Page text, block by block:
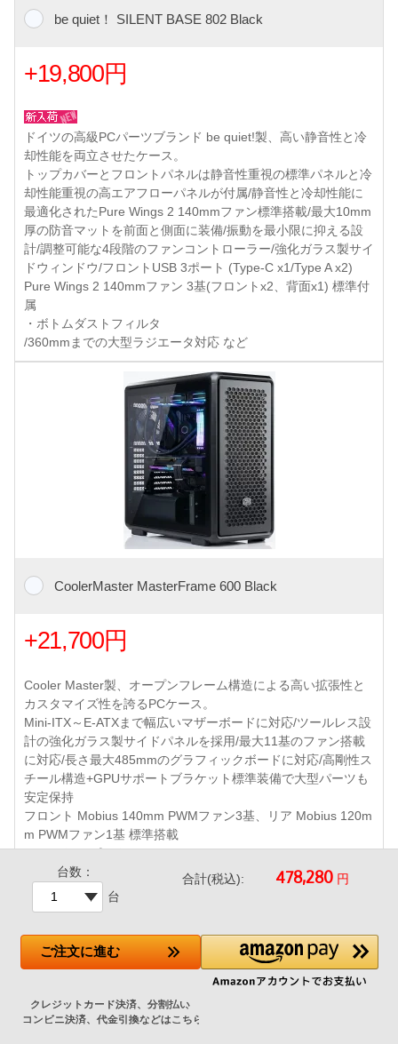
be quiet！ SILENT BASE 802 Black
+19,800円
ドイツの高級PCパーツブランド be quiet!製、高い静音性と冷
却性能を両立させたケース。
トップカバーとフロントパネルは静音性重視の標準パネルと冷
却性能重視の高エアフローパネルが付属/静音性と冷却性能に
最適化されたPure Wings 2 140mmファン標準搭載/最大10mm
厚の防音マットを前面と側面に装備/振動を最小限に抑える設
計/調整可能な4段階のファンコントローラー/強化ガラス製サイ
ドウィンドウ/フロントUSB 3ポート (Type-C x1/Type A x2)
Pure Wings 2 140mmファン 3基(フロントx2、背面x1) 標準付
属
・ボトムダストフィルタ
/360mmまでの大型ラジエータ対応 など
CoolerMaster MasterFrame 600 Black
+21,700円
Cooler Master製、オープンフレーム構造による高い拡張性と
カスタマイズ性を誇るPCケース。
Mini-ITX～E-ATXまで幅広いマザーボードに対応/ツールレス設
計の強化ガラス製サイドパネルを採用/最大11基のファン搭載
に対応/長さ最大485mmのグラフィックボードに対応/高剛性ス
チール構造+GPUサポートブラケット標準装備で大型パーツも
安定保持
フロント Mobius 140mm PWMファン3基、リア Mobius 120m
m PWMファン1基 標準搭載
フロントI/Oポート : USB 3.2 Gen2 Type-C×1、
360mmまでの大型ラジエータ対応 など
台数：
台
合計(税込): 円
ご注文に進む